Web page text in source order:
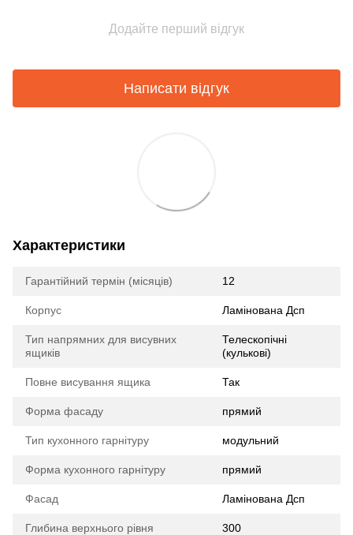
Додайте перший відгук
Написати відгук
Характеристики
Гарантійний термін (місяців) 12
Корпус Ламінована Дсп
Тип напрямних для висувних
ящиків
Телескопічні
(кулькові)
Повне висування ящика Так
Форма фасаду прямий
Тип кухонного гарнітуру модульний
Форма кухонного гарнітуру прямий
Фасад Ламінована Дсп
Глибина верхнього рівня 300